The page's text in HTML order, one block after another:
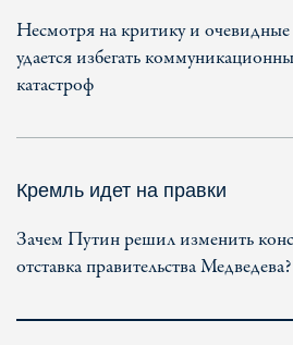
Несмотря на критику и
удается избегать
катастроф
Кремль идет на правки
Зачем Путин решил изменить
отставка правительства Медведева?